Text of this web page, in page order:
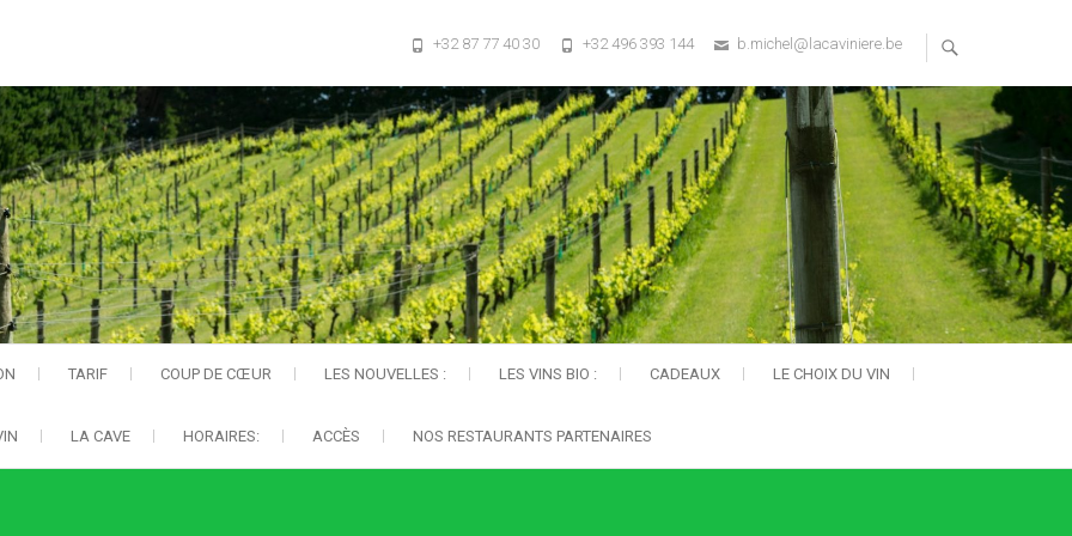
+32 87 77 40 30 +32 496 393 144 b.michel@lacaviniere.be
TARIF COUP DE CŒUR LES NOUVELLES : LES VINS BIO : CADEAUX LE CHOIX DU VIN
LA CAVE HORAIRES: ACCÈS NOS RESTAURANTS PARTENAIRES